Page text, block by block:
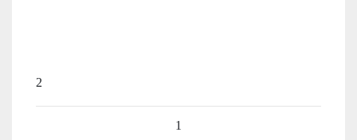
2
1